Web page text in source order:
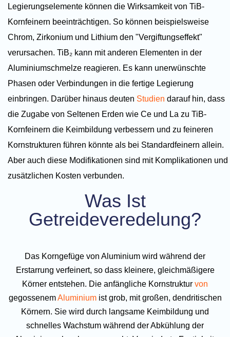
Was Ist
Getreideveredelung?
Das Korngefüge von Aluminium wird während der
Erstarrung verfeinert, so dass kleinere, gleichmäßigere
Körner entstehen. Die anfängliche Kornstruktur von
gegossenemAluminiumist grob, mit großen, dendritischen
Körnern. Sie wird durch langsame Keimbildung und
schnelles Wachstum während der Abkühlung der
Legierungselemente können die Wirksamkeit von TiB-
Kornfeinern beeinträchtigen. So können beispielsweise
Chrom, Zirkonium und Lithium den "Vergiftungseffekt"
verursachen. TiB₂ kann mit anderen Elementen in der
Aluminiumschmelze reagieren. Es kann unerwünschte
Phasen oder Verbindungen in die fertige Legierung
einbringen. Darüber hinaus deuten Studien darauf hin, dass
die Zugabe von Seltenen Erden wie Ce und La zu TiB-
Kornfeinern die Keimbildung verbessern und zu feineren
Kornstrukturen führen könnte als bei Standardfeinern allein.
Aber auch diese Modifikationen sind mit Komplikationen und
zusätzlichen Kosten verbunden.